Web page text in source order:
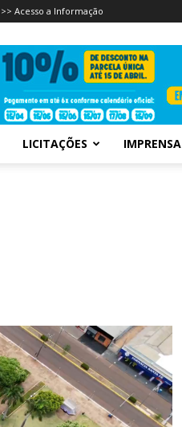
>> Acesso a Informação
LICITAÇÕES IMPRENSA